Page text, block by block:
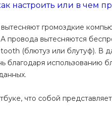
настроить или в чем
громоздкие
провода вытесняются
(блютуз или блутуф). В
благодаря использованию
что собой